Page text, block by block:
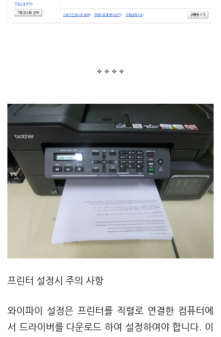
프린터 설정시 주의 사항
와이파이 설정은 프린터를 직렬로 연결한 컴퓨터에
서 드라이버를 다운로드 하여 설정하여야 합니다. 이